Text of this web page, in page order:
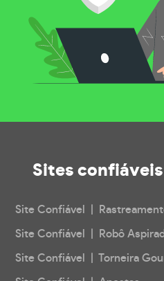
Sites confiáveis
Site Confiável |
Site Confiável | Robô
Site Confiável | Torneira